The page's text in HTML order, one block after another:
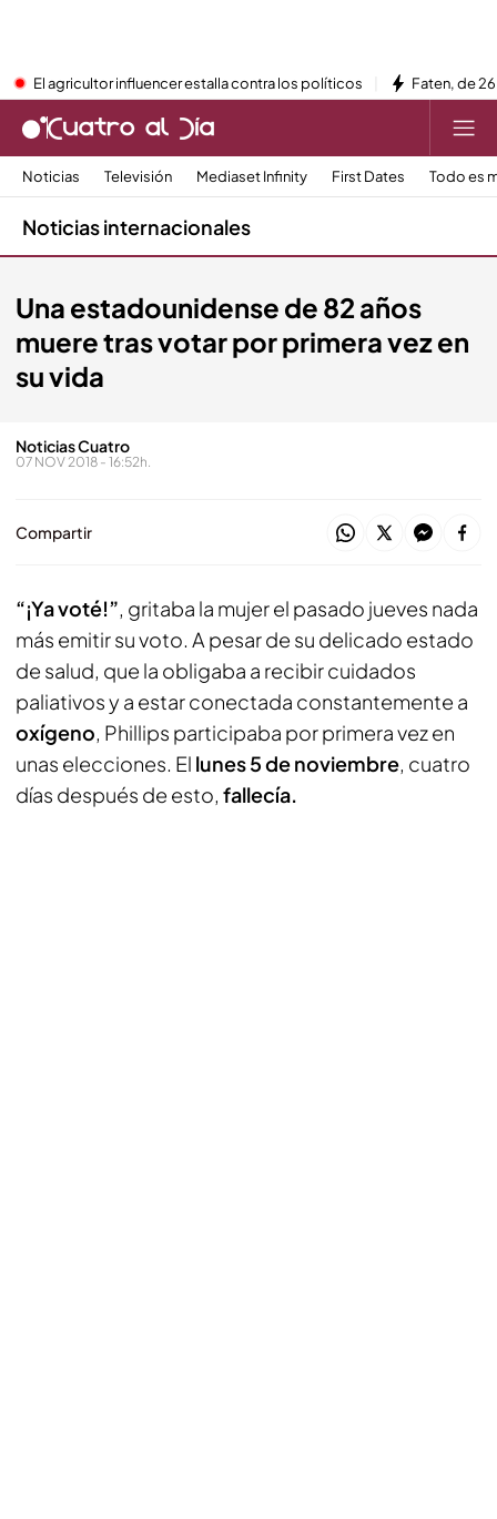
El agricultor influencer estalla contra los políticos Faten, de
Noticias Televisión Mediaset Infinity First Dates Todo es
Noticias internacionales
Una estadounidense de 82 años
muere tras votar por primera vez en
su vida
Noticias Cuatro
07 NOV 2018 - 16:52h.
Compartir
“¡Ya voté!”, gritaba la mujer el pasado jueves nada
más emitir su voto. A pesar de su delicado estado
de salud, que la obligaba a recibir cuidados
paliativos y a estar conectada constantemente a
oxígeno, Phillips participaba por primera vez en
unas elecciones. El lunes 5 de noviembre, cuatro
días después de esto, fallecía.